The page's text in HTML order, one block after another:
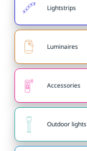
Lightstrips
Luminaires
Accessories
Outdoor lights